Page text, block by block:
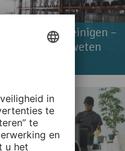
Watertank reinigen –
wat u moet weten